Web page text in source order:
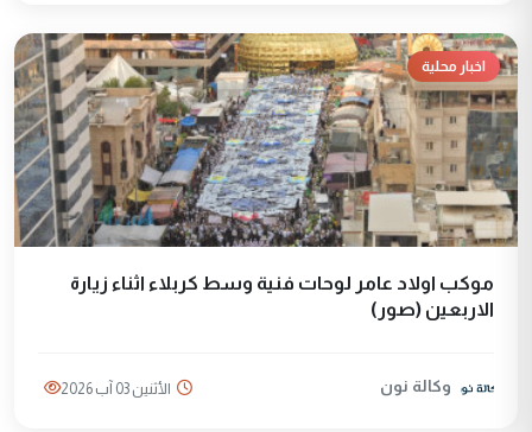
اخبار محلية
موكب اولاد عامر لوحات فنية وسط كربلاء اثناء زيارة
الاربعين (صور)
وكالة نون الأثنين 03 آب 2026